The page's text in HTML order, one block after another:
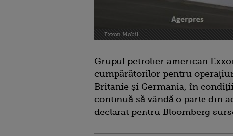
Exxon Mobil
Grupul petrolier american
cumpărătorilor pentru
Britanie şi Germania, în
continuă să vândă o parte din
declarat pentru Bloomberg